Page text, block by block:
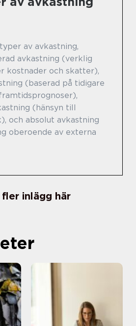
av avkastning,
avkastning (verklig
kostnader och skatter),
(baserad på tidigare
(hänsyn till
och absolut avkastning
oberoende av externa
fler inlägg här